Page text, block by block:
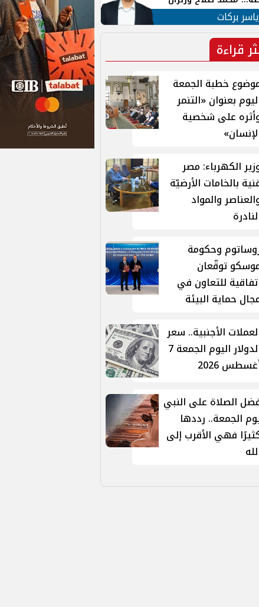
في الشارع التركي
بركات
قراءة
خطبة الجمعة
بعنوان «التنمر
على شخصية
الكهرباء: مصر
بالخامات الأرضيّة
والمواد
وحكومة
توقّعان
للتعاون في
حماية البيئة
الأجنبية.. سعر
الدولار اليوم الجمعة 7
2026
الصلاة على النبي
الجمعة.. رددها
فهي الأقرب إلى